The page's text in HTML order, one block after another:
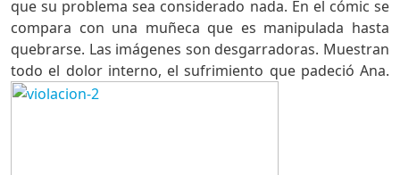
que su problema sea considerado nada. En el cómic se
compara con una muñeca que es manipulada hasta
quebrarse. Las imágenes son desgarradoras. Muestran
todo el dolor interno, el sufrimiento que padeció Ana.